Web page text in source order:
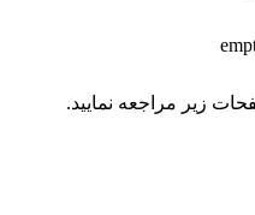
زیر مراجعه نمایید.